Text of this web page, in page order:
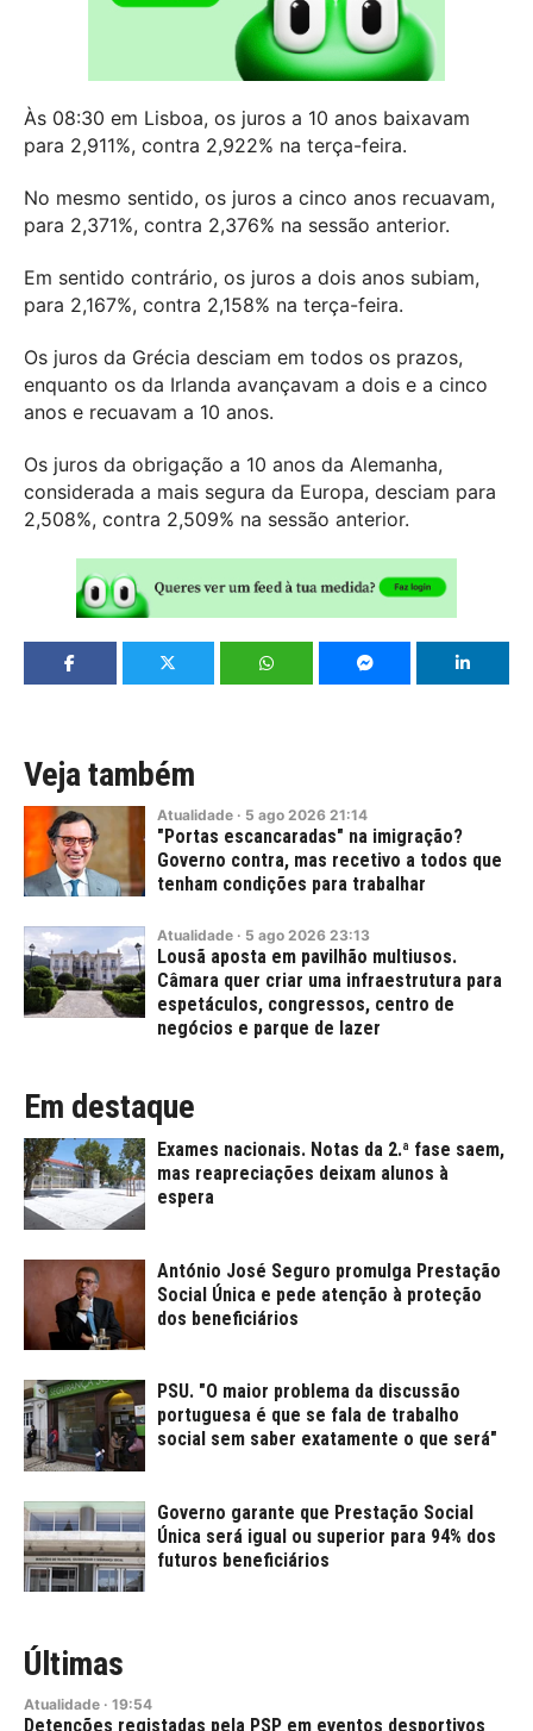
Às 08:30 em Lisboa, os juros a 10 anos baixavam
para 2,911%, contra 2,922% na terça-feira.
No mesmo sentido, os juros a cinco anos recuavam,
para 2,371%, contra 2,376% na sessão anterior.
Em sentido contrário, os juros a dois anos subiam,
para 2,167%, contra 2,158% na terça-feira.
Os juros da Grécia desciam em todos os prazos,
enquanto os da Irlanda avançavam a dois e a cinco
anos e recuavam a 10 anos.
Os juros da obrigação a 10 anos da Alemanha,
considerada a mais segura da Europa, desciam para
2,508%, contra 2,509% na sessão anterior.
Veja também
Atualidade · 5 ago 2026 21:14
"Portas escancaradas" na imigração?
Governo contra, mas recetivo a todos que
tenham condições para trabalhar
Atualidade · 5 ago 2026 23:13
Lousã aposta em pavilhão multiusos.
Câmara quer criar uma infraestrutura para
espetáculos, congressos, centro de
negócios e parque de lazer
Em destaque
Exames nacionais. Notas da 2.ª fase saem,
mas reapreciações deixam alunos à
espera
António José Seguro promulga Prestação
Social Única e pede atenção à proteção
dos beneficiários
PSU. "O maior problema da discussão
portuguesa é que se fala de trabalho
social sem saber exatamente o que será"
Governo garante que Prestação Social
Única será igual ou superior para 94% dos
futuros beneficiários
Últimas
Atualidade · 19:54
Detenções registadas pela PSP em eventos desportivos